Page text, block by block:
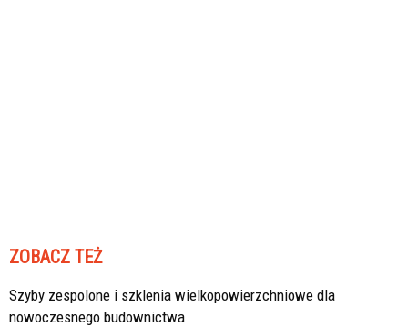
ZOBACZ TEŻ
Szyby zespolone i szklenia wielkopowierzchniowe dla
nowoczesnego budownictwa